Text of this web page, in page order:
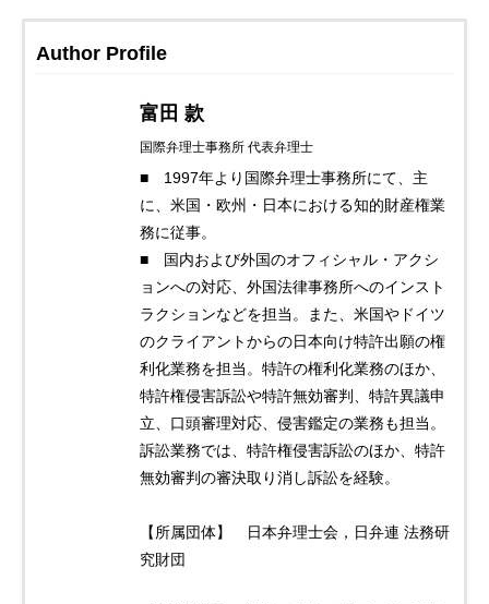
Author Profile
富田 款
国際弁理士事務所 代表弁理士
■ 1997年より国際弁理士事務所にて、主
に、米国・欧州・日本における知的財産権業
務に従事。
■ 国内および外国のオフィシャル・アクシ
ョンへの対応、外国法律事務所へのインスト
ラクションなどを担当。また、米国やドイツ
のクライアントからの日本向け特許出願の権
利化業務を担当。特許の権利化業務のほか、
特許権侵害訴訟や特許無効審判、特許異議申
立、口頭審理対応、侵害鑑定の業務も担当。
訴訟業務では、特許権侵害訴訟のほか、特許
無効審判の審決取り消し訴訟を経験。
【所属団体】 日本弁理士会，日弁連 法務研
究財団